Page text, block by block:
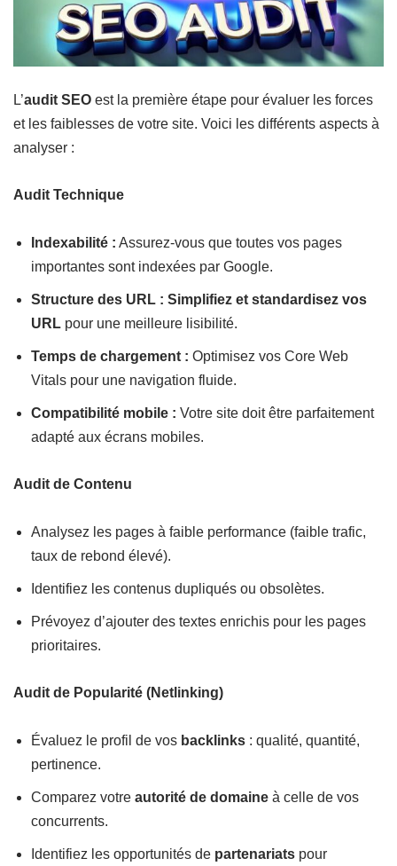
L’audit SEO est la première étape pour évaluer les forces
et les faiblesses de votre site. Voici les différents aspects à
analyser :
Audit Technique
Indexabilité : Assurez-vous que toutes vos pages
importantes sont indexées par Google.
Structure des URL : Simplifiez et standardisez vos
URL pour une meilleure lisibilité.
Temps de chargement : Optimisez vos Core Web
Vitals pour une navigation fluide.
Compatibilité mobile : Votre site doit être parfaitement
adapté aux écrans mobiles.
Audit de Contenu
Analysez les pages à faible performance (faible trafic,
taux de rebond élevé).
Identifiez les contenus dupliqués ou obsolètes.
Prévoyez d’ajouter des textes enrichis pour les pages
prioritaires.
Audit de Popularité (Netlinking)
Évaluez le profil de vos backlinks : qualité, quantité,
pertinence.
Comparez votre autorité de domaine à celle de vos
concurrents.
Identifiez les opportunités de partenariats pour